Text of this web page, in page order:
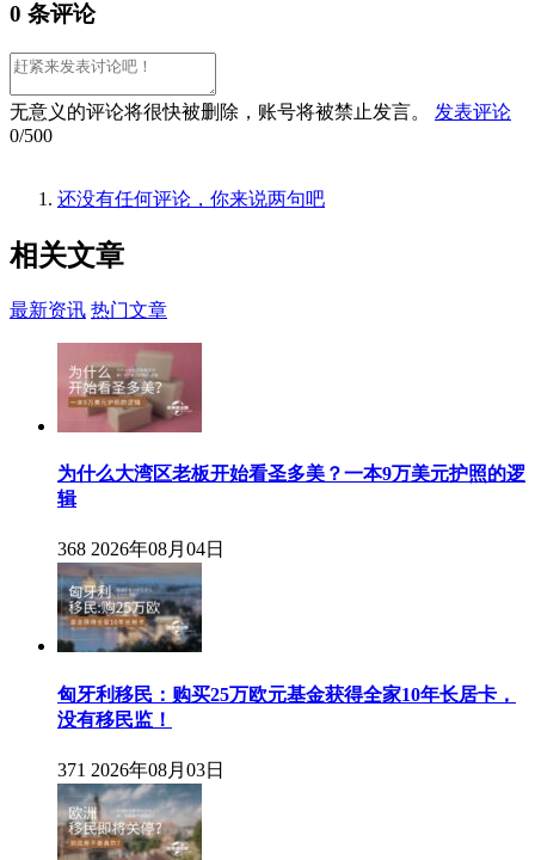
0 条评论
无意义的评论将很快被删除，账号将被禁止发言。
发表评论
0/500
还没有任何评论，你来说两句吧
相关文章
最新资讯 热门文章
为什么大湾区老板开始看圣多美？一本9万美元护照的逻
辑
368 2026年08月04日
匈牙利移民：购买25万欧元基金获得全家10年长居卡，
没有移民监！
371 2026年08月03日